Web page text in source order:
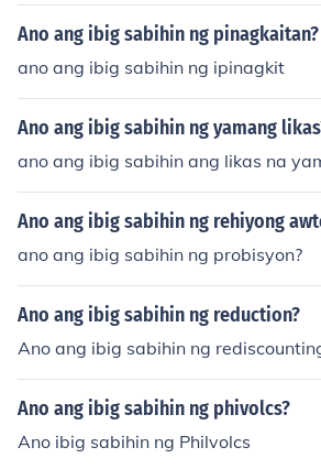
Ano ang ibig sabihin ng pinagkaitan?
ano ang ibig sabihin ng ipinagkit
Ano ang ibig sabihin ng yamang
ano ang ibig sabihin ang likas na
Ano ang ibig sabihin ng rehiyong
ano ang ibig sabihin ng probisyon?
Ano ang ibig sabihin ng reduction?
Ano ang ibig sabihin ng
Ano ang ibig sabihin ng phivolcs?
Ano ibig sabihin ng Philvolcs